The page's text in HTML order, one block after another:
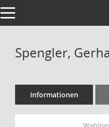
Toggle navigation
Spengler,
Informationen